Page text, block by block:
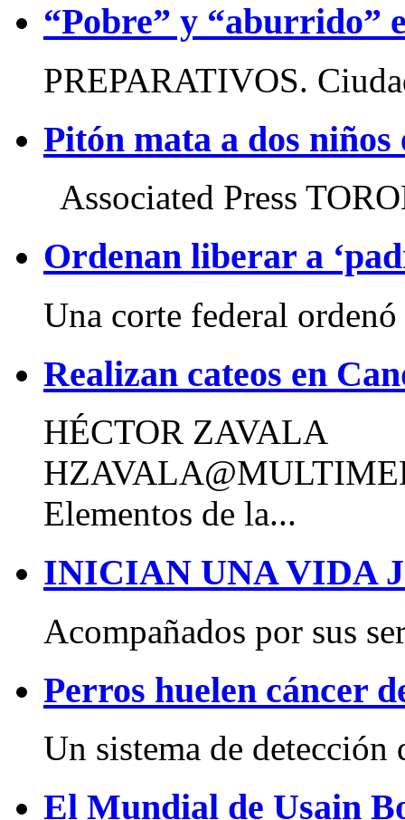
“Pobre” y “aburrido”
PREPARATIVOS.
Pitón mata a dos niños
Associated Press
Ordenan liberar a
Una corte federal
Realizan cateos en
HÉCTOR ZAVALA
Elementos de la...
INICIAN UNA VIDA
Acompañados por sus
Perros huelen cáncer
Un sistema de detección
El Mundial de Usain